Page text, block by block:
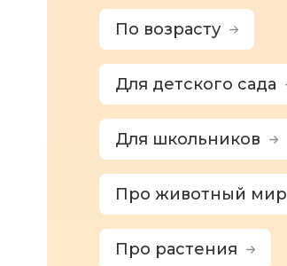
По возрасту
Для детского сада
Для школьников
Про животный мир
Про растения